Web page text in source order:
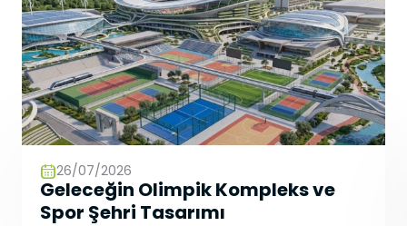
26/07/2026
Geleceğin Olimpik Kompleks ve
Spor Şehri Tasarımı